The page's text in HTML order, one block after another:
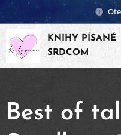
KNIHY PÍSANÉ
SRDCOM
Best of